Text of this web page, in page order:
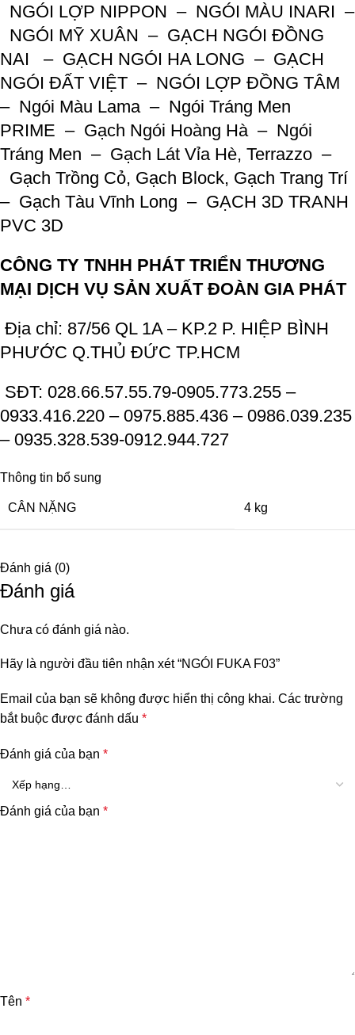
NGÓI LỢP NIPPON – NGÓI MÀU INARI –
NGÓI MỸ XUÂN – GẠCH NGÓI ĐỒNG
NAI – GẠCH NGÓI HA LONG – GẠCH
NGÓI ĐẤT VIỆT – NGÓI LỢP ĐỒNG TÂM
– Ngói Màu Lama – Ngói Tráng Men
PRIME – Gạch Ngói Hoàng Hà – Ngói
Tráng Men – Gạch Lát Vỉa Hè, Terrazzo –
Gạch Trồng Cỏ, Gạch Block, Gạch Trang Trí
– Gạch Tàu Vĩnh Long – GẠCH 3D TRANH
PVC 3D
CÔNG TY TNHH PHÁT TRIỂN THƯƠNG
MẠI DỊCH VỤ SẢN XUẤT ĐOÀN GIA PHÁT
Địa chỉ: 87/56 QL 1A – KP.2 P. HIỆP BÌNH
PHƯỚC Q.THỦ ĐỨC TP.HCM
SĐT: 028.66.57.55.79-0905.773.255 –
0933.416.220 – 0975.885.436 – 0986.039.235
– 0935.328.539-0912.944.727
Thông tin bổ sung
CÂN NẶNG 4 kg
Đánh giá (0)
Đánh giá
Chưa có đánh giá nào.
Hãy là người đầu tiên nhận xét “NGÓI FUKA F03”
Email của bạn sẽ không được hiển thị công khai. Các trường
bắt buộc được đánh dấu *
Đánh giá của bạn *
Đánh giá của bạn *
Tên *